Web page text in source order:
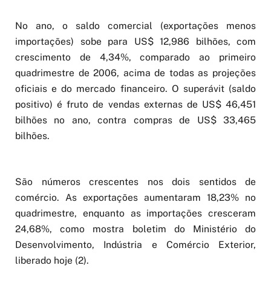
No ano, o saldo comercial (exportações menos
importações) sobe para US$ 12,986 bilhões, com
crescimento de 4,34%, comparado ao primeiro
quadrimestre de 2006, acima de todas as projeções
oficiais e do mercado financeiro. O superávit (saldo
positivo) é fruto de vendas externas de US$ 46,451
bilhões no ano, contra compras de US$ 33,465
bilhões.
São números crescentes nos dois sentidos de
comércio. As exportações aumentaram 18,23% no
quadrimestre, enquanto as importações cresceram
24,68%, como mostra boletim do Ministério do
Desenvolvimento, Indústria e Comércio Exterior,
liberado hoje (2).